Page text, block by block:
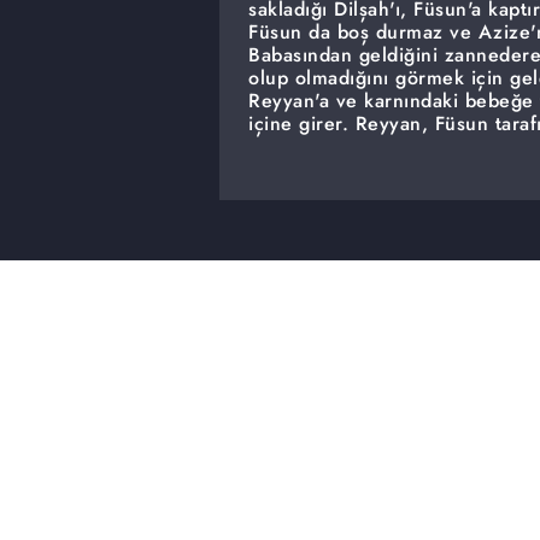
sakladığı Dilşah'ı, Füsun'a
Füsun da boş durmaz ve
Babasından geldiğini
olup olmadığını görmek için
Reyyan'a ve karnındaki
içine girer. Reyyan, Füsun
durumu belirsizdir. Bu sırada
verenin Füsun olduğunu
buluşturmasını ister. Miran